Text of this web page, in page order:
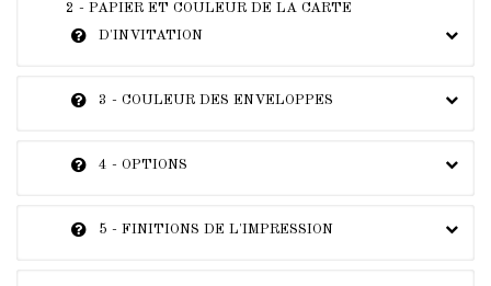
2 - PAPIER ET COULEUR DE LA CARTE
D'INVITATION
3 - COULEUR DES ENVELOPPES
4 - OPTIONS
5 - FINITIONS DE L'IMPRESSION